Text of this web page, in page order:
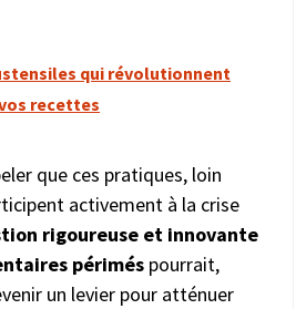
qui révolutionnent
recettes
que ces pratiques, loin
activement à la crise
rigoureuse et innovante
périmés pourrait,
un levier pour atténuer